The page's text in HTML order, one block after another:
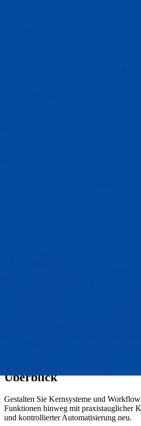
Überblick
Gestalten Sie Kernsysteme und
Funktionen hinweg mit praxistauglicher
und kontrollierter Automatisierung neu.